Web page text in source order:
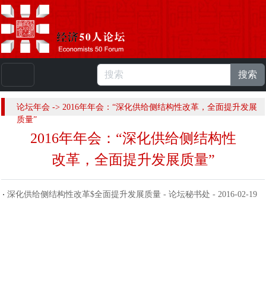
人 |English
搜索
论坛年会 -> 2016年年会：“深化供给侧结构性改革，全面提升发展
质量”
2016年年会：“深化供给侧结构性
改革，全面提升发展质量”
深化供给侧结构性改革$全面提升发展质量 - 论坛秘书处 - 2016-02-19